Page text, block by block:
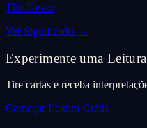
The Tower
Ver Significado →
Experimente uma
Tire cartas e receba
Começar Leitura Grátis